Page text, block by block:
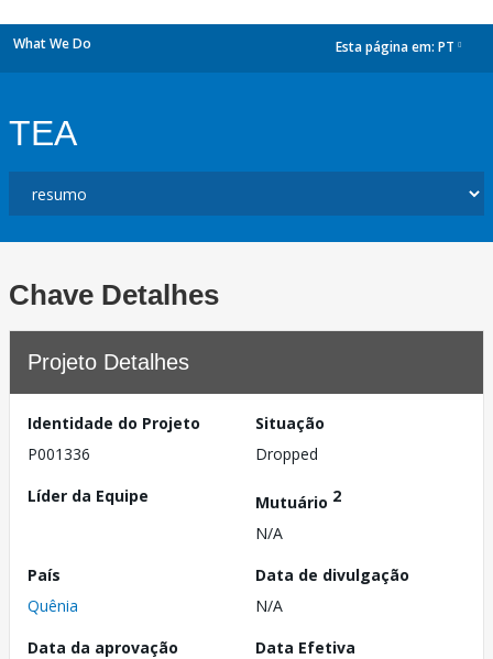
What We Do Esta página em: PT
TEA
Chave Detalhes
Projeto Detalhes
Identidade do Projeto
P001336
Situação
Dropped
Líder da Equipe
Mutuário 2
N/A
País
Quênia
Data de divulgação
N/A
Data da aprovação
Data Efetiva